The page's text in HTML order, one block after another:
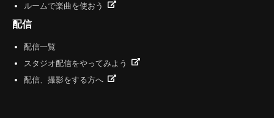
ルームで楽曲を使おう
配信
配信一覧
スタジオ配信をやってみよう
配信、撮影をする方へ